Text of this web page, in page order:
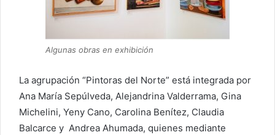
Algunas obras en exhibición
La agrupación “Pintoras del Norte” está integrada por
Ana María Sepúlveda, Alejandrina Valderrama, Gina
Michelini, Yeny Cano, Carolina Benítez, Claudia
Balcarce y Andrea Ahumada, quienes mediante